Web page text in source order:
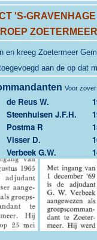
'S-GRAVENHAGE
ZOETERMEER
en kreeg Zoetermeer
aan de op dat
Voor zover
de Reus W.
Steenhuisen J.F.H.
Postma R
Visser D.
Verbeek G.W.